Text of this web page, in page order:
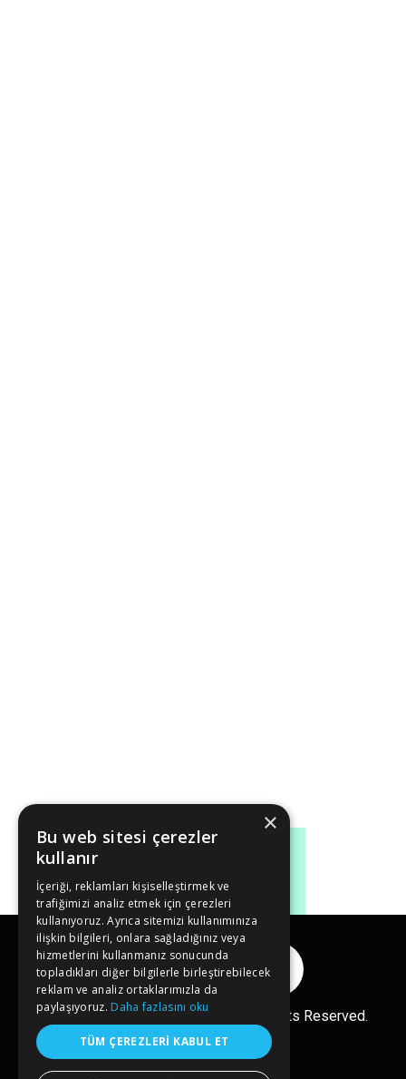
Reklam Ver
Copyright© 2026 kongreler.net All Rights Reserved.
×
Bu web sitesi çerezler
kullanır
İçeriği, reklamları kişiselleştirmek ve
trafiğimizi analiz etmek için çerezleri
kullanıyoruz. Ayrıca sitemizi kullanımınıza
ilişkin bilgileri, onlara sağladığınız veya
hizmetlerini kullanmanız sonucunda
topladıkları diğer bilgilerle birleştirebilecek
reklam ve analiz ortaklarımızla da
paylaşıyoruz. Daha fazlasını oku
TÜM ÇEREZLERI KABUL ET